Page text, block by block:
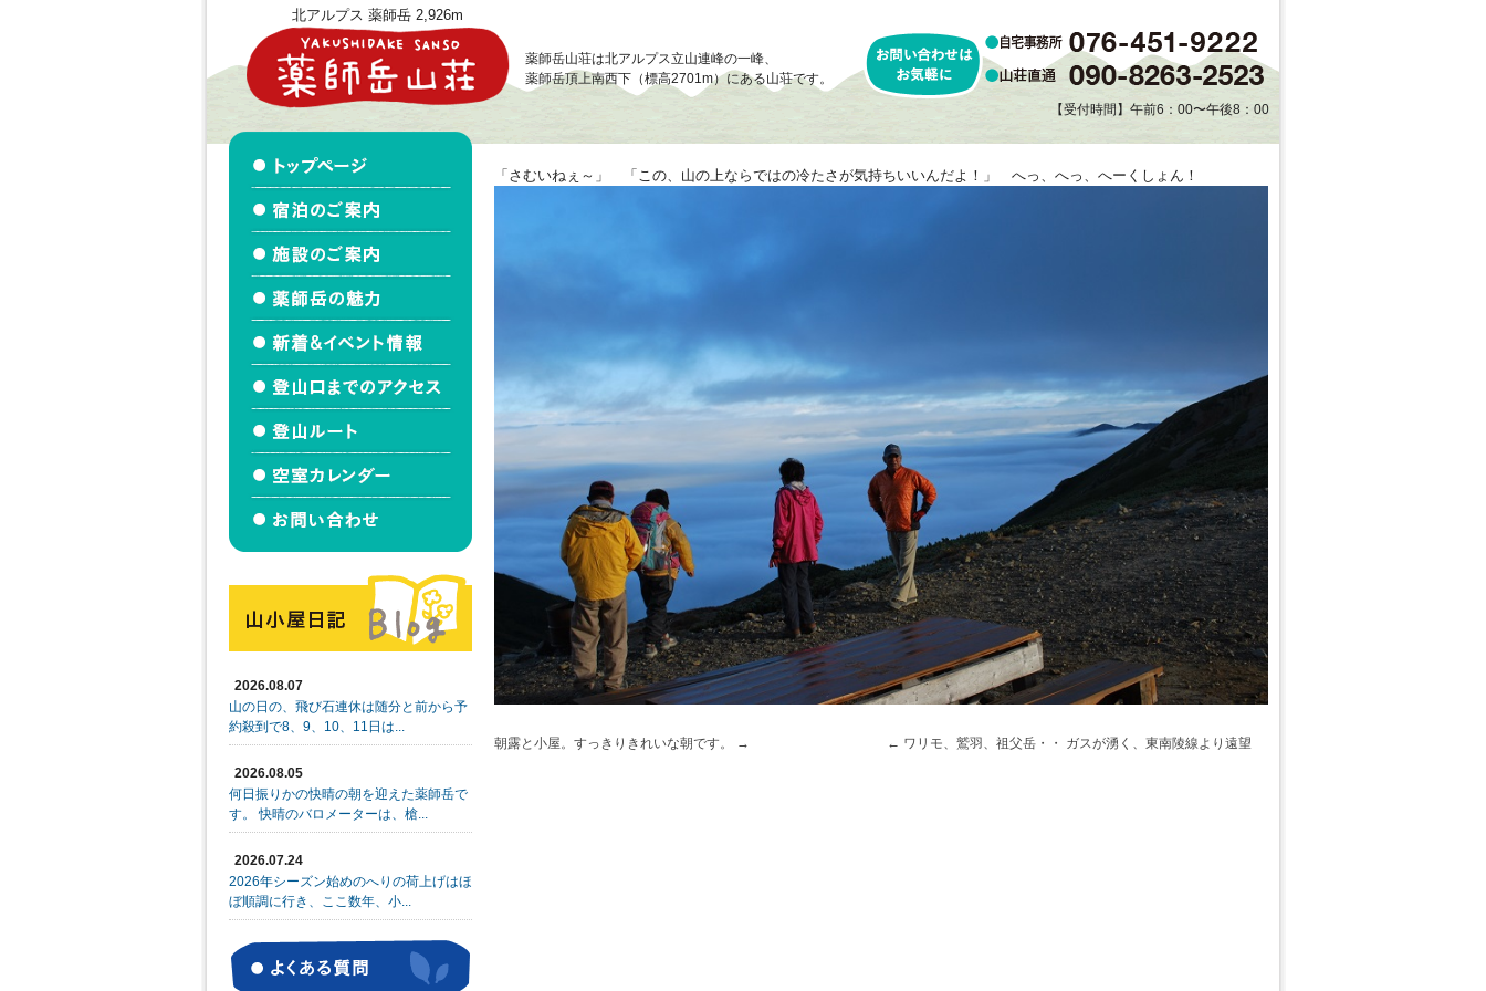
北アルプス 薬師岳 2,926m
薬師岳山荘は北アルプス立山連峰の一峰、
薬師岳頂上南西下（標高2701m）にある山荘です。
【受付時間】午前6：00〜午後8：00
「さむいねぇ～」 「この、山の上ならではの冷たさが気持ちいいんだよ！」 へっ、へっ、へーくしょん！
ワリモ、鷲羽、祖父岳・・ ガスが湧く、東南陵線より遠望
朝露と小屋。すっきりきれいな朝です。
2026.08.07
山の日の、飛び石連休は随分と前から予
約殺到で8、9、10、11日は...
2026.08.05
何日振りかの快晴の朝を迎えた薬師岳で
す。 快晴のバロメーターは、槍...
2026.07.24
2026年シーズン始めのへりの荷上げはほ
ぼ順調に行き、ここ数年、小...